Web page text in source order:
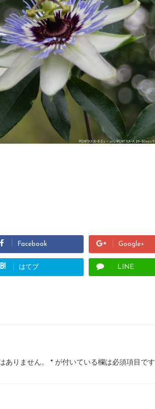
Facebook Google+
B! はてブ LINE
ありません。 * が付いている欄は必須項目です